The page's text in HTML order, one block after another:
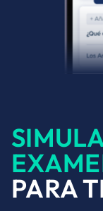
PARA